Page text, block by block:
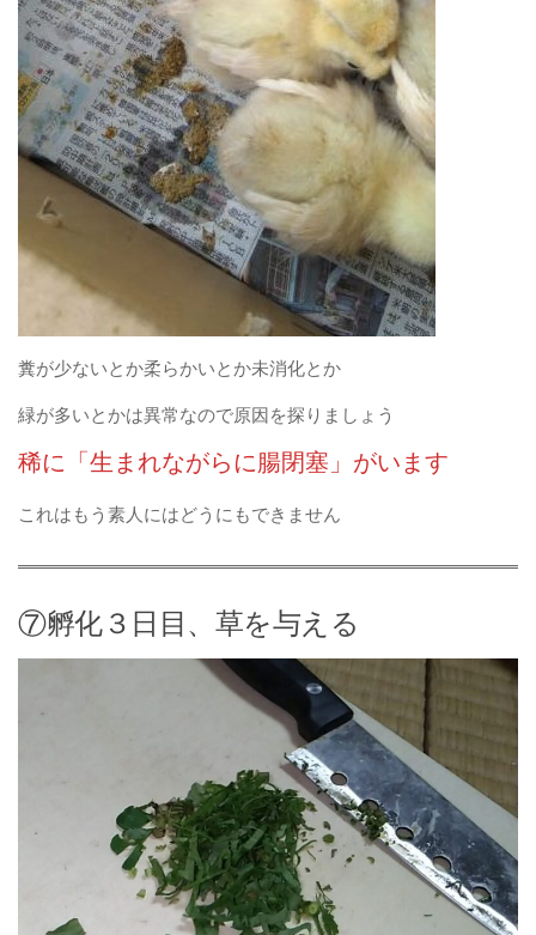
糞が少ないとか柔らかいとか未消化とか
緑が多いとかは異常なので原因を探りましょう
稀に「生まれながらに腸閉塞」がいます
これはもう素人にはどうにもできません
⑦孵化３日目、草を与える